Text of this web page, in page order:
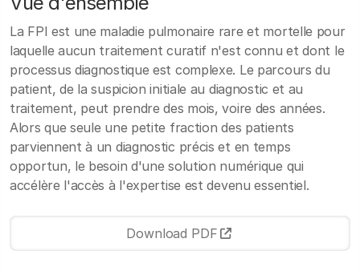
La FPI est une maladie pulmonaire rare et mortelle pour
laquelle aucun traitement curatif n'est connu et dont le
processus diagnostique est complexe. Le parcours du
patient, de la suspicion initiale au diagnostic et au
traitement, peut prendre des mois, voire des années.
Alors que seule une petite fraction des patients
parviennent à un diagnostic précis et en temps
opportun, le besoin d'une solution numérique qui
accélère l'accès à l'expertise est devenu essentiel.
Download PDF